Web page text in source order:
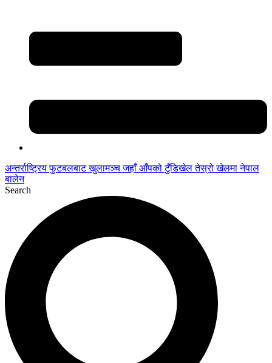
अन्तर्राष्ट्रिय फुटबलबाट खुलामञ्च जहाँ आँपको टुँडिखेल तेस्रो खेलमा नेपाल
बालेन
Search